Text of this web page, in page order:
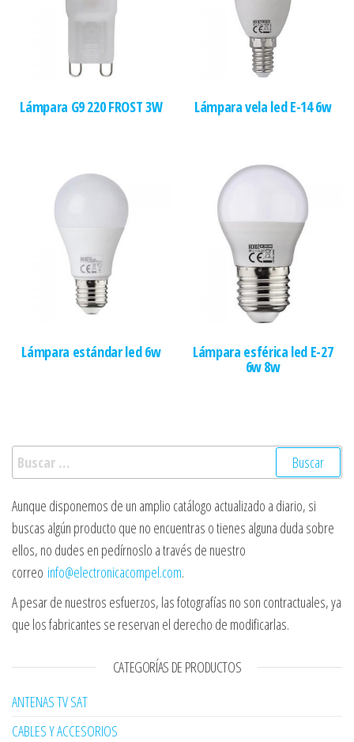
Lámpara G9 220 FROST 3W Lámpara vela led E-14 6w
Lámpara estándar led 6w Lámpara esférica led E-27
6w 8w
Buscar:
Aunque disponemos de un amplio catálogo actualizado a diario, si
buscas algún producto que no encuentras o tienes alguna duda sobre
ellos, no dudes en pedírnoslo a través de nuestro
correo info@electronicacompel.com.
A pesar de nuestros esfuerzos, las fotografías no son contractuales, ya
que los fabricantes se reservan el derecho de modificarlas.
CATEGORÍAS DE PRODUCTOS
ANTENAS TV SAT
CABLES Y ACCESORIOS